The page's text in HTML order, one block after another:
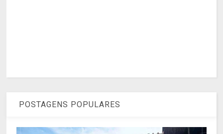
POSTAGENS POPULARES